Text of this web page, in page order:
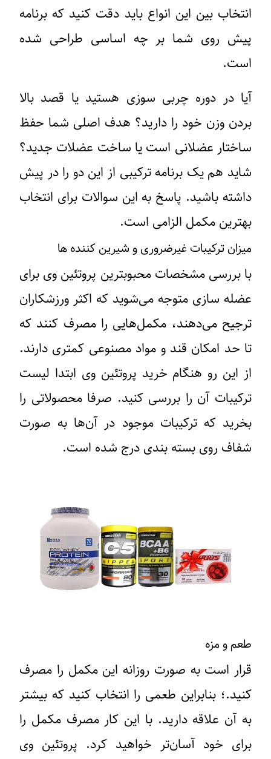
انتخاب بین این انواع باید دقت کنید که برنامه
پیش روی شما بر چه اساسی طراحی شده
است.
آیا در دوره چربی سوزی هستید یا قصد بالا
بردن وزن خود را دارید؟ هدف اصلی شما حفظ
ساختار عضلانی است یا ساخت عضلات جدید؟
شاید هم یک برنامه ترکیبی از این دو را در پیش
داشته باشید. پاسخ به این سوالات برای انتخاب
بهترین مکمل الزامی است.
میزان ترکیبات غیرضروری و شیرین کننده ها
با بررسی مشخصات محبوبترین پروتئین وی برای
عضله سازی متوجه می‌شوید که اکثر ورزشکاران
ترجیح می‌دهند، مکمل‌هایی را مصرف کنند که
تا حد امکان قند و مواد مصنوعی کمتری دارند.
از این رو هنگام خرید پروتئین وی ابتدا لیست
ترکیبات آن را بررسی کنید. صرفا محصولاتی را
بخرید که ترکیبات موجود در آن‌ها به صورت
شفاف روی بسته بندی درج شده است.
طعم و مزه
قرار است به صورت روزانه این مکمل را مصرف
کنید.؛ بنابراین طعمی را انتخاب کنید که بیشتر
به آن علاقه دارید. با این کار مصرف مکمل را
برای خود آسان‌تر خواهید کرد. پروتئین وی